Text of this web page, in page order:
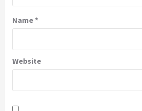
Name*
Website